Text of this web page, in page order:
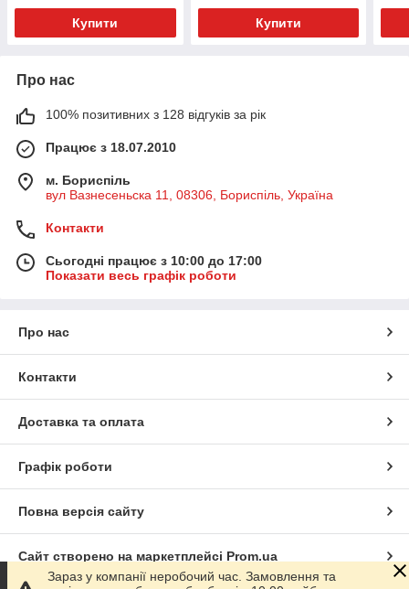
Купити Купити
Про нас
100% позитивних з 128 відгуків за рік
Працює з 18.07.2010
м. Бориспіль
вул Вазнесеньска 11, 08306, Бориспіль, Україна
Контакти
Сьогодні працює з 10:00 до 17:00
Показати весь графік роботи
Про нас
Контакти
Доставка та оплата
Графік роботи
Повна версія сайту
Сайт створено на маркетплейсі Prom.ua
Зараз у компанії неробочий час. Замовлення та